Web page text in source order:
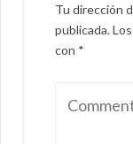
Tu dirección
publicada.
con *